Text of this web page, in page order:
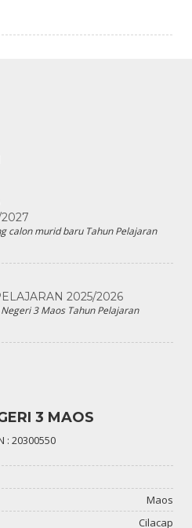
calon murid baru Tahun Pelajaran
2025/2026
3 Maos Tahun Pelajaran
3 MAOS
: 20300550
Maos
Cilacap